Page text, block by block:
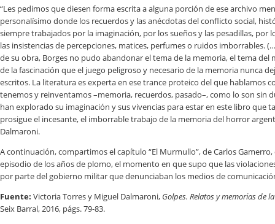
“Les pedimos que diesen forma escrita a alguna porción de ese archivo
personalísimo donde los recuerdos y las anécdotas del conflicto social,
siempre trabajados por la imaginación, por los sueños y las pesadillas, por
las insistencias de percepciones, matices, perfumes o ruidos imborrables.
de su obra, Borges no pudo abandonar el tema de la memoria, el tema del
de la fascinación que el juego peligroso y necesario de la memoria nunca
escritos. La literatura es experta en ese trance proteico del que hablamos
tenemos y reinventamos –memoria, recuerdos, pasado–, como lo son sin
han explorado su imaginación y sus vivencias para estar en este libro que
prosigue el incesante, el imborrable trabajo de la memoria del horror
Dalmaroni.
A continuación, compartimos el capítulo “El Murmullo”, de Carlos
episodio de los años de plomo, el momento en que supo que las
por parte del gobierno militar que denunciaban los medios de
Fuente: Victoria Torres y Miguel Dalmaroni, Golpes. Relatos y memorias de
Seix Barral, 2016, págs. 79-83.